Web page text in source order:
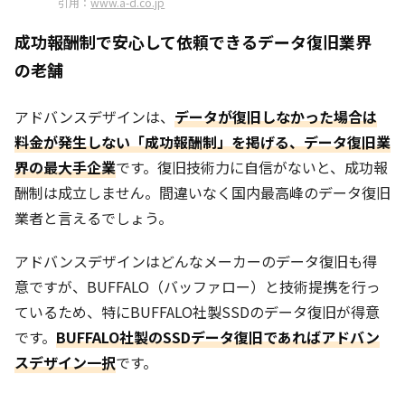
成功報酬制で安心して依頼できるデータ復旧業界
の老舗
アドバンスデザインは、 データが復旧しなかった場合は
料金が発生しない「成功報酬制」を掲げる、データ復旧業
界の最大手企業です。復旧技術力に自信がないと、成功報
酬制は成立しません。間違いなく国内最高峰のデータ復旧
業者と言えるでしょう。
アドバンスデザインはどんなメーカーのデータ復旧も得
意ですが、BUFFALO（バッファロー）と技術提携を行っ
ているため、特にBUFFALO社製SSDのデータ復旧が得意
です。 BUFFALO社製のSSDデータ復旧であればアドバン
スデザイン一択です。